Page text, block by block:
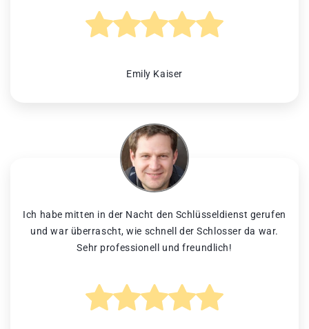
Emily Kaiser
Ich habe mitten in der Nacht den Schlüsseldienst gerufen
und war überrascht, wie schnell der Schlosser da war.
Sehr professionell und freundlich!